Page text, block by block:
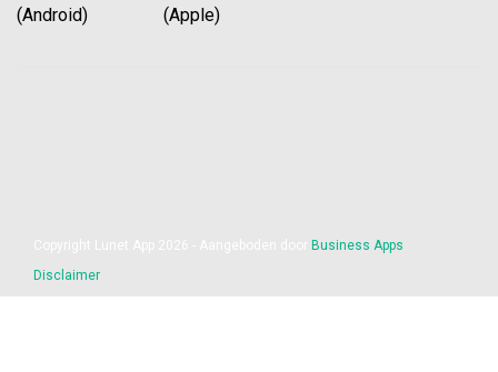
(Android) (Apple)
Business Apps
Disclaimer